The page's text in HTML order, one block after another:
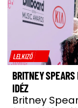
LELKIZŐ
BRITNEY
IDÉZ
Britney